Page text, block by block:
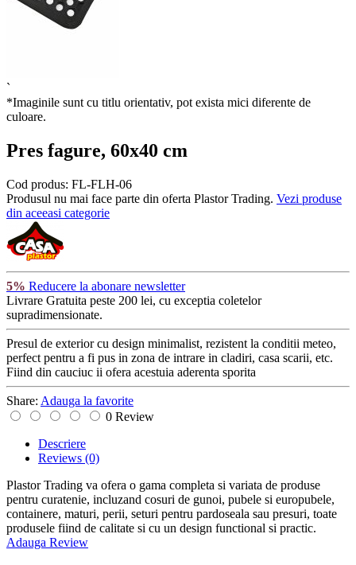
`
*Imaginile sunt cu titlu orientativ, pot exista mici diferente de
culoare.
Pres fagure, 60x40 cm
Cod produs: FL-FLH-06
Produsul nu mai face parte din oferta Plastor Trading. Vezi produse
din aceeasi categorie
5% Reducere la abonare newsletter
Livrare Gratuita peste 200 lei, cu exceptia coletelor
supradimensionate.
Presul de exterior cu design minimalist, rezistent la conditii meteo,
perfect pentru a fi pus in zona de intrare in cladiri, casa scarii, etc.
Fiind din cauciuc ii ofera acestuia aderenta sporita
Share: Adauga la favorite
0 Review
Descriere
Reviews (0)
Plastor Trading va ofera o gama completa si variata de produse
pentru curatenie, incluzand cosuri de gunoi, pubele si europubele,
containere, maturi, perii, seturi pentru pardoseala sau presuri, toate
produsele fiind de calitate si cu un design functional si practic.
Adauga Review